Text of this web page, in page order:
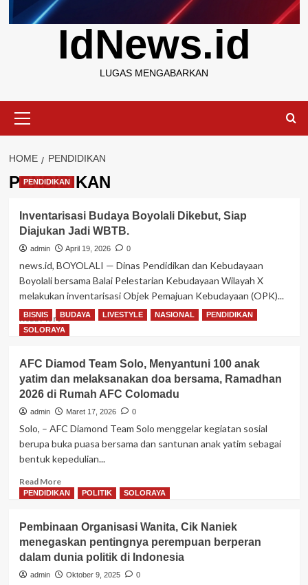
IdNews.id
LUGAS MENGABARKAN
Menu
HOME PENDIDIKAN
PENDIDIKAN
PENDIDIKAN
Inventarisasi Budaya Boyolali Dikebut, Siap
Diajukan Jadi WBTB.
admin April 19, 2026 0
news.id, BOYOLALI — Dinas Pendidikan dan Kebudayaan
Boyolali bersama Balai Pelestarian Kebudayaan Wilayah X
melakukan inventarisasi Objek Pemajuan Kebudayaan (OPK)...
Read MoreRead
more
Budaya
Boyolali
Dikebut,
Siap
Jadi
WBTB.
BISNIS BUDAYA LIVESTYLE NASIONAL
PENDIDIKAN
SOLORAYA
AFC Diamod Team Solo, Menyantuni 100 anak
yatim dan melaksanakan doa bersama, Ramadhan
2026 di Rumah AFC Colomadu
admin Maret 17, 2026 0
Solo, – AFC Diamond Team Solo menggelar kegiatan sosial
berupa buka puasa bersama dan santunan anak yatim sebagai
bentuk kepedulian...
Read MoreRead
more
Diamod
Team
Solo,
Menyantuni
PENDIDIKAN POLITIK SOLORAYA
Pembinaan Organisasi Wanita, Cik Naniek
menegaskan pentingnya perempuan berperan
dalam dunia politik di Indonesia
admin Oktober 9, 2025 0